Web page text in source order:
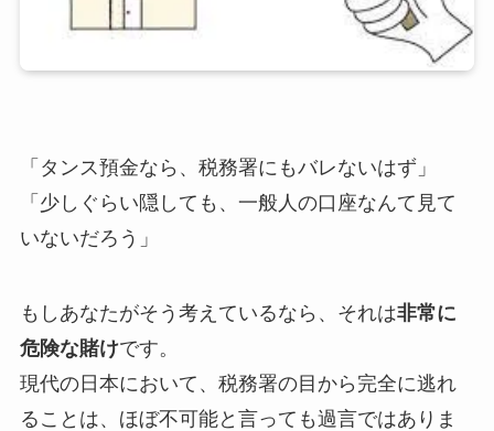
「タンス預金なら、税務署にもバレないはず」
「少しぐらい隠しても、一般人の口座なんて見て
いないだろう」
もしあなたがそう考えているなら、それは非常に
危険な賭けです。
現代の日本において、税務署の目から完全に逃れ
ることは、ほぼ不可能と言っても過言ではありま